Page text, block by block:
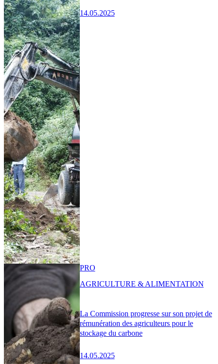
14.05.2025
La Commission progresse sur son projet de
rémunération des agriculteurs pour le
stockage du carbone
14.05.2025
PRO
AGRICULTURE & ALIMENTATION